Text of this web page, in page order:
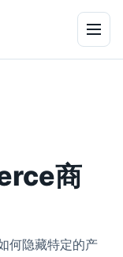
菜单
商
何隐藏特定的产